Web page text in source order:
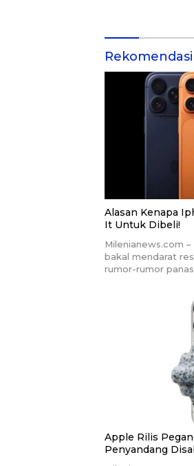
Alasan Kenapa
It Untuk Dibeli!
Milenianews.com
bakal mendarat
rumor-rumor
Apple Rilis
Penyandang